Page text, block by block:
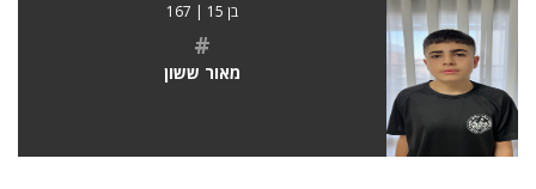
בן 15 | 167
#
מאור ששון